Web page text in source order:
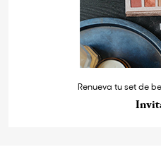
Renueva tu set de